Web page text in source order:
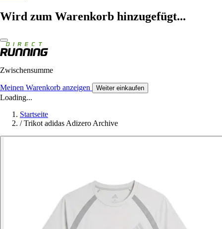
Wird zum Warenkorb hinzugefügt...
Zwischensumme
Meinen Warenkorb anzeigen Weiter einkaufen
Loading...
Startseite
/ Trikot adidas Adizero Archive